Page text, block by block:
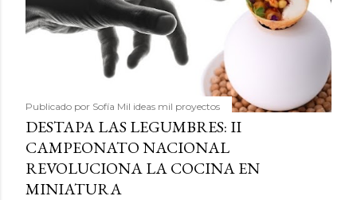
Publicado por Sofía Mil ideas mil proyectos
DESTAPA LAS LEGUMBRES: II
CAMPEONATO NACIONAL
REVOLUCIONA LA COCINA EN
MINIATURA